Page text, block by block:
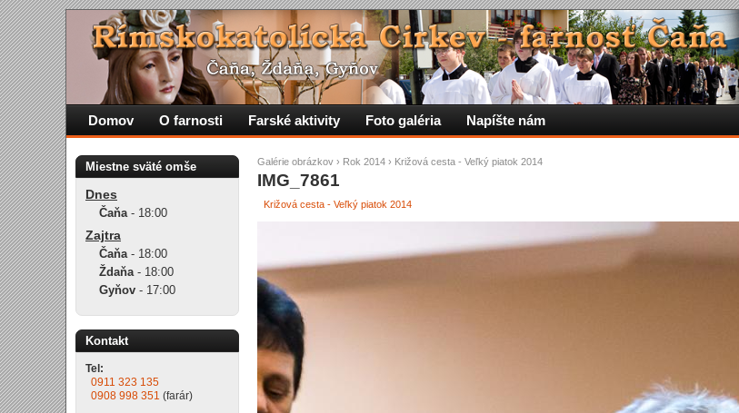
Galérie obrázkov › Rok 2014 › Križová cesta - Veľký piatok 2014
IMG_7861
Križová cesta - Veľký piatok 2014
Domov O farnosti Farské aktivity Foto galéria Napíšte nám
Miestne sväté omše
Dnes
Čaňa- 18:00
Zajtra
Čaňa- 18:00
Ždaňa- 18:00
Gyňov - 17:00
Kontakt
Tel:
0911 323 135
0908 998 351 (farár)